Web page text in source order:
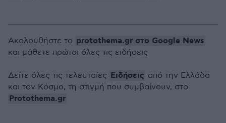
Ακολουθήστε το protothema.gr στο Google News
και μάθετε πρώτοι όλες τις ειδήσεις
Δείτε όλες τις τελευταίες Ειδήσεις από την Ελλάδα
και τον Κόσμο, τη στιγμή που συμβαίνουν, στο
Protothema.gr